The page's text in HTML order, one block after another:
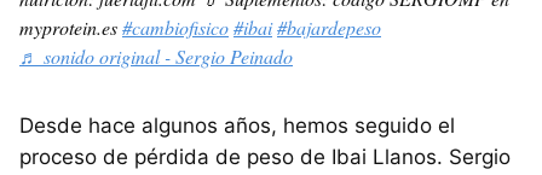
myprotein.es#cambiofisico#ibai#bajardepeso
♬ sonido original - Sergio Peinado
Desde hace algunos años, hemos seguido el
proceso de pérdida de peso de Ibai Llanos. Sergio